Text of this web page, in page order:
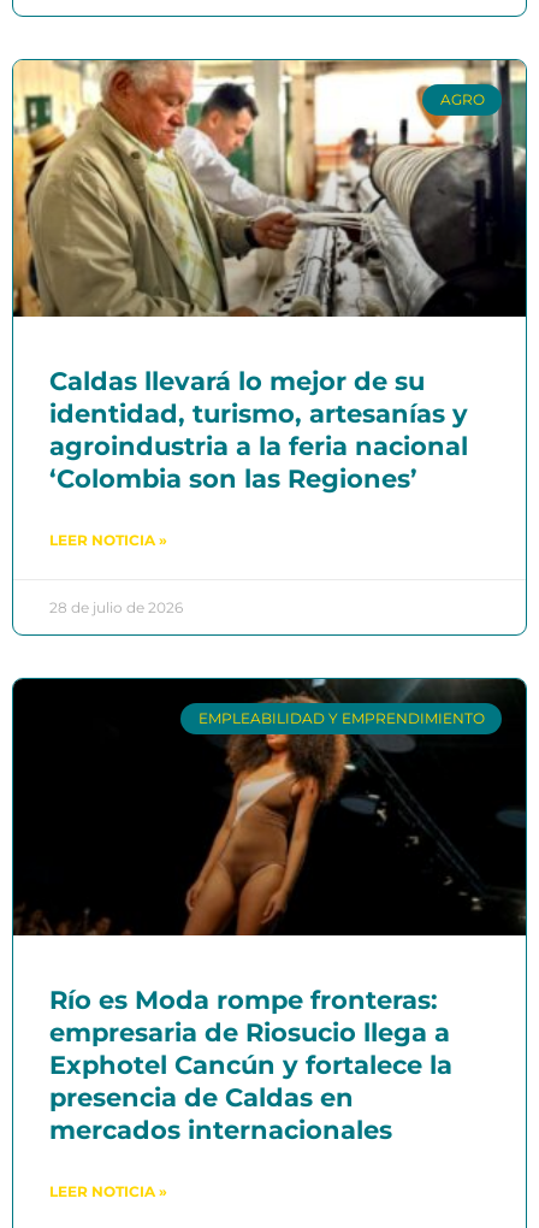
AGRO
Caldas llevará lo mejor de su
identidad, turismo, artesanías y
agroindustria a la feria nacional
‘Colombia son las Regiones’
LEER NOTICIA »
28 de julio de 2026
EMPLEABILIDAD Y EMPRENDIMIENTO
Río es Moda rompe fronteras:
empresaria de Riosucio llega a
Exphotel Cancún y fortalece la
presencia de Caldas en
mercados internacionales
LEER NOTICIA »